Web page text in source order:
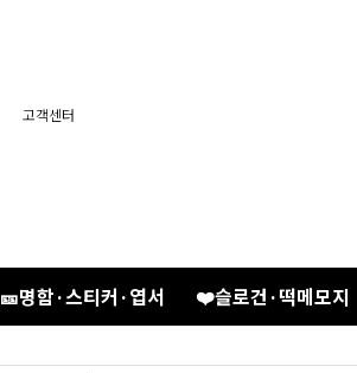
고객센터
🎫명함·스티커·엽서 ❤️슬로건·떡메모지